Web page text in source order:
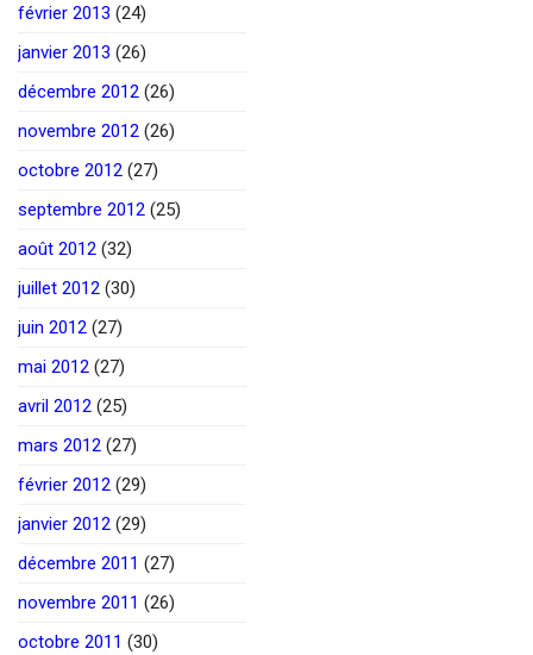
février 2013 (24)
janvier 2013 (26)
décembre 2012 (26)
novembre 2012 (26)
octobre 2012 (27)
septembre 2012 (25)
août 2012 (32)
juillet 2012 (30)
juin 2012 (27)
mai 2012 (27)
avril 2012 (25)
mars 2012 (27)
février 2012 (29)
janvier 2012 (29)
décembre 2011 (27)
novembre 2011 (26)
octobre 2011 (30)